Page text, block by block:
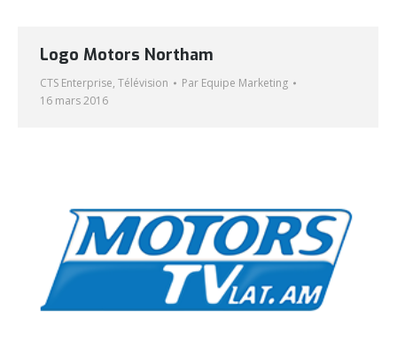
Logo Motors Northam
CTS Enterprise, Télévision Par Equipe Marketing
16 mars 2016